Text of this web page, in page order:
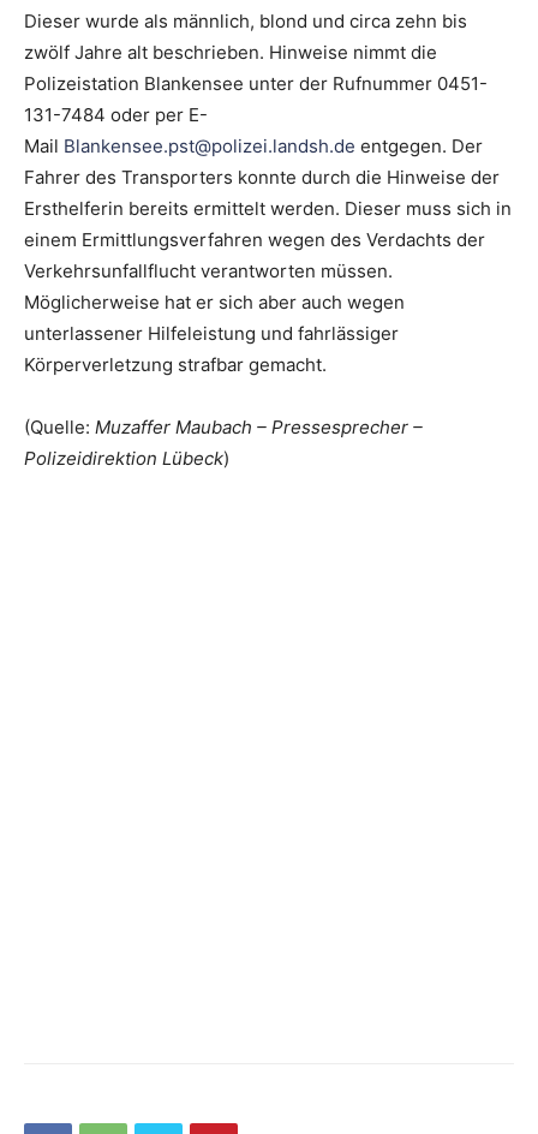
Dieser wurde als männlich, blond und circa zehn bis
zwölf Jahre alt beschrieben. Hinweise nimmt die
Polizeistation Blankensee unter der Rufnummer 0451-
131-7484 oder per E-
Mail Blankensee.pst@polizei.landsh.de entgegen. Der
Fahrer des Transporters konnte durch die Hinweise der
Ersthelferin bereits ermittelt werden. Dieser muss sich in
einem Ermittlungsverfahren wegen des Verdachts der
Verkehrsunfallflucht verantworten müssen.
Möglicherweise hat er sich aber auch wegen
unterlassener Hilfeleistung und fahrlässiger
Körperverletzung strafbar gemacht.
(Quelle: Muzaffer Maubach – Pressesprecher –
Polizeidirektion Lübeck)